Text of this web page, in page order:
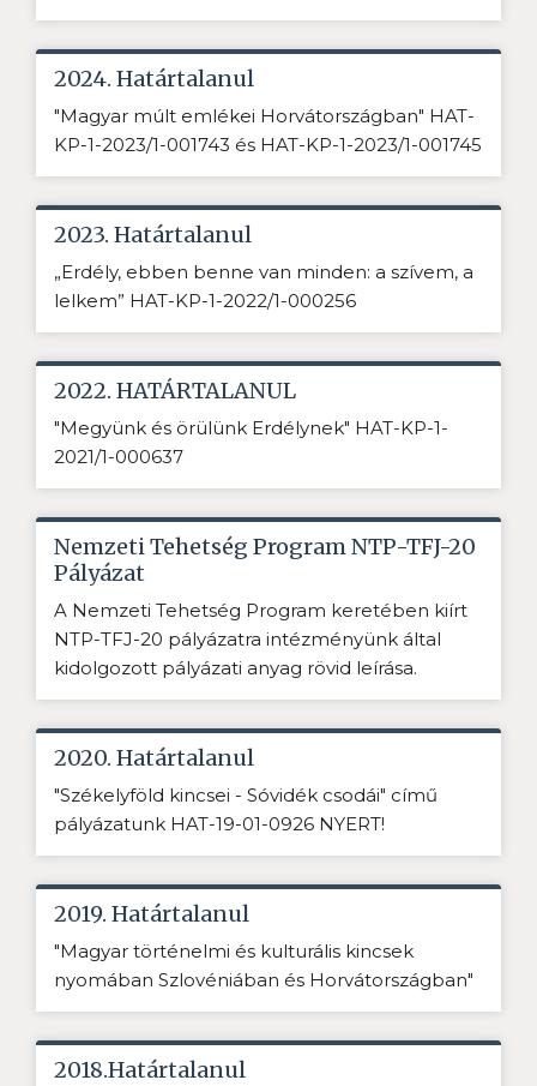
2024. Határtalanul
"Magyar múlt emlékei Horvátországban" HAT-
KP-1-2023/1-001743 és HAT-KP-1-2023/1-001745
2023. Határtalanul
„Erdély, ebben benne van minden: a szívem, a
lelkem” HAT-KP-1-2022/1-000256
2022. HATÁRTALANUL
"Megyünk és örülünk Erdélynek" HAT-KP-1-
2021/1-000637
Nemzeti Tehetség Program NTP-TFJ-20
Pályázat
A Nemzeti Tehetség Program keretében kiírt
NTP-TFJ-20 pályázatra intézményünk által
kidolgozott pályázati anyag rövid leírása.
2020. Határtalanul
"Székelyföld kincsei - Sóvidék csodái" című
pályázatunk HAT-19-01-0926 NYERT!
2019. Határtalanul
"Magyar történelmi és kulturális kincsek
nyomában Szlovéniában és Horvátországban"
2018.Határtalanul